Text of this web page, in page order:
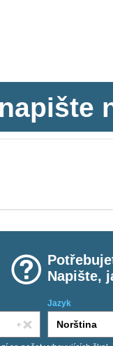
Napište,
Jazyk